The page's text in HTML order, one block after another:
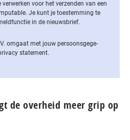
voor het verzenden van een
Je kunt je toestemming te
in de nieuwsbrief.
omgaat met jouw per­soons­ge­ge­
statement.
de overheid meer grip op